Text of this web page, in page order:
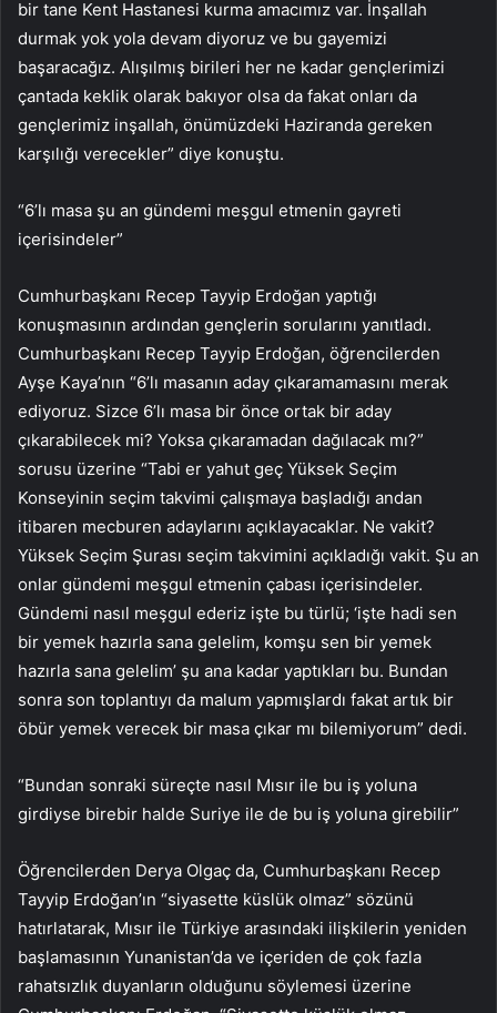
bir tane Kent Hastanesi kurma amacımız var. İnşallah
durmak yok yola devam diyoruz ve bu gayemizi
başaracağız. Alışılmış birileri her ne kadar gençlerimizi
çantada keklik olarak bakıyor olsa da fakat onları da
gençlerimiz inşallah, önümüzdeki Haziranda gereken
karşılığı verecekler” diye konuştu.
“6’lı masa şu an gündemi meşgul etmenin gayreti
içerisindeler”
Cumhurbaşkanı Recep Tayyip Erdoğan yaptığı
konuşmasının ardından gençlerin sorularını yanıtladı.
Cumhurbaşkanı Recep Tayyip Erdoğan, öğrencilerden
Ayşe Kaya’nın “6’lı masanın aday çıkaramamasını merak
ediyoruz. Sizce 6’lı masa bir önce ortak bir aday
çıkarabilecek mi? Yoksa çıkaramadan dağılacak mı?”
sorusu üzerine “Tabi er yahut geç Yüksek Seçim
Konseyinin seçim takvimi çalışmaya başladığı andan
itibaren mecburen adaylarını açıklayacaklar. Ne vakit?
Yüksek Seçim Şurası seçim takvimini açıkladığı vakit. Şu an
onlar gündemi meşgul etmenin çabası içerisindeler.
Gündemi nasıl meşgul ederiz işte bu türlü; ‘işte hadi sen
bir yemek hazırla sana gelelim, komşu sen bir yemek
hazırla sana gelelim’ şu ana kadar yaptıkları bu. Bundan
sonra son toplantıyı da malum yapmışlardı fakat artık bir
öbür yemek verecek bir masa çıkar mı bilemiyorum” dedi.
“Bundan sonraki süreçte nasıl Mısır ile bu iş yoluna
girdiyse birebir halde Suriye ile de bu iş yoluna girebilir”
Öğrencilerden Derya Olgaç da, Cumhurbaşkanı Recep
Tayyip Erdoğan’ın “siyasette küslük olmaz” sözünü
hatırlatarak, Mısır ile Türkiye arasındaki ilişkilerin yeniden
başlamasının Yunanistan’da ve içeriden de çok fazla
rahatsızlık duyanların olduğunu söylemesi üzerine